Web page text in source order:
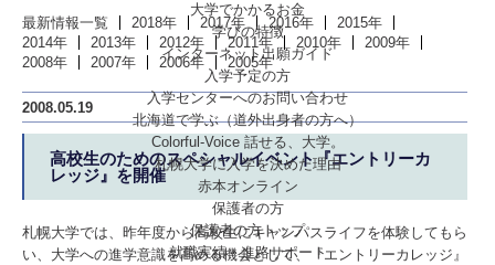
大学でかかるお金
学びの特徴
インターネット出願ガイド
入学予定の方
入学センターへのお問い合わせ
北海道で学ぶ（道外出身者の方へ）
Colorful-Voice 話せる、大学。
札幌大学に入学を決めた理由
赤本オンライン
保護者の方
保護者の方トップ
就職実績・進路サポート
最新情報一覧 2018年 2017年 2016年
2015年
2014年
2013年 2012年 2011年 2010年
2009年
2008年
2007年 2006年 2005年
2008.05.19
高校生のためのスペシャルイベント『エントリーカ
レッジ』を開催
札幌大学では、昨年度から高校生にキャンパスライフを体験してもら
い、大学への進学意識を高める機会として、『エントリーカレッジ』